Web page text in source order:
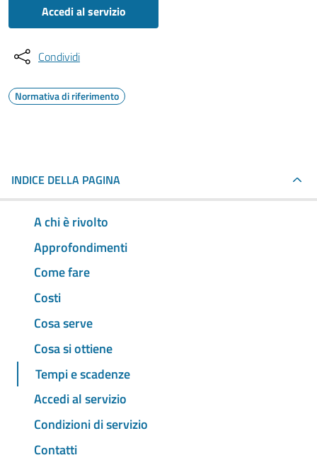
Accedi al servizio
Condividi
Normativa di riferimento
INDICE DELLA PAGINA
A chi è rivolto
Approfondimenti
Come fare
Costi
Cosa serve
Cosa si ottiene
Tempi e scadenze
Accedi al servizio
Condizioni di servizio
Contatti